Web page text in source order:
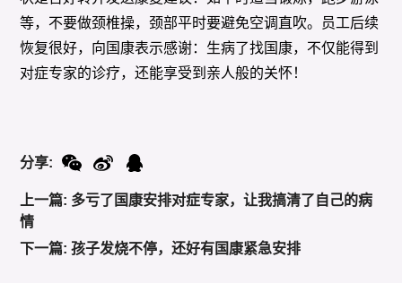
等，不要做颈椎操，颈部平时要避免空调直吹。员工后续
恢复很好，向国康表示感谢：生病了找国康，不仅能得到
对症专家的诊疗，还能享受到亲人般的关怀！
上一篇: 多亏了国康安排对症专家，让我搞清了自己的病
情
下一篇: 孩子发烧不停，还好有国康紧急安排
分享: